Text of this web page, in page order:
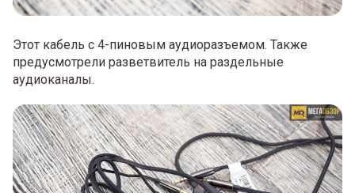
Этот кабель с 4-пиновым аудиоразъемом. Также
предусмотрели разветвитель на раздельные
аудиоканалы.